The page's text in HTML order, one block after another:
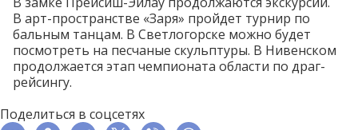
В арт-пространстве «Заря» пройдет турнир по
бальным танцам. В Светлогорске можно будет
посмотреть на песчаные скульптуры. В Нивенском
продолжается этап чемпионата области по драг-
рейсингу.
Поделиться в соцсетях